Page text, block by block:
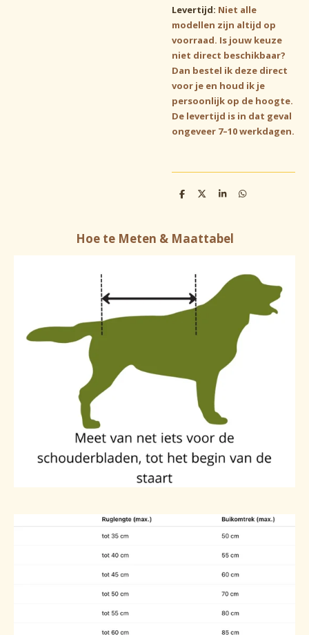
Levertijd: Niet alle
modellen zijn altijd op
voorraad. Is jouw keuze
niet direct beschikbaar?
Dan bestel ik deze direct
voor je en houd ik je
persoonlijk op de hoogte.
De levertijd is in dat geval
ongeveer 7–10 werkdagen.
D
n
D
S
D
Hoe te Meten & Maattabel